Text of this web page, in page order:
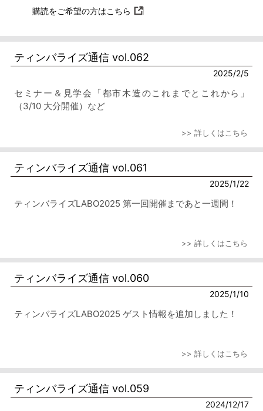
購読をご希望の方はこちら
ティンバライズ通信 vol.062
2025/2/5
セミナー＆見学会「都市木造のこれまでとこれから」
（3/10 大分開催）など
>> 詳しくはこちら
ティンバライズ通信 vol.061
2025/1/22
ティンバライズLABO2025 第一回開催まであと一週間！
>> 詳しくはこちら
ティンバライズ通信 vol.060
2025/1/10
ティンバライズLABO2025 ゲスト情報を追加しました！
>> 詳しくはこちら
ティンバライズ通信 vol.059
2024/12/17